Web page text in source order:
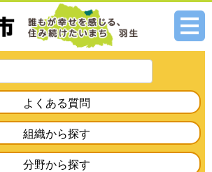
メニ
よくある質問
組織から探す
分野から探す